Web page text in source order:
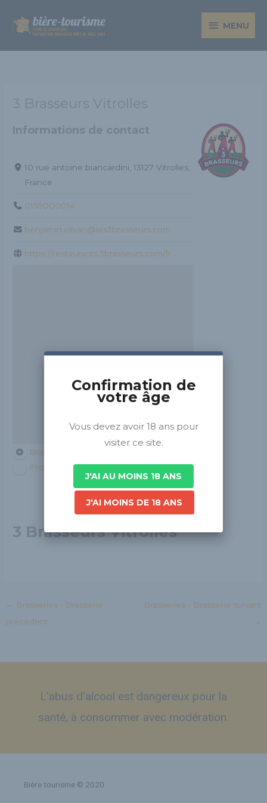
contenu
MENU
MENU
3 Brasseurs Vitrolles
Informations de contact
10 rue antoine biancardini, 13127 Vitrolles,
France
0159000014
benjamin.olivan@les3brasseurs.com
https://restaurants.3brasseurs.com/fr...
Brasseurs de France
Provence-Alpes-Côte d'Azur
3 Brasseurs Vitrolles
← Brasseries - Brasserie
précédent
Brasseries - Brasserie suivant
→
L’abus d’alcool est dangereux pour la
santé, à consommer avec modération.
Bière tourisme © 2020
Confirmation de
votre âge
Vous devez avoir 18 ans pour
visiter ce site.
J'AI AU MOINS 18 ANS
J'AI MOINS DE 18 ANS